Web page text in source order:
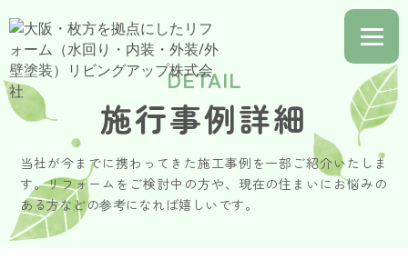
ホーム
お知らせ
事業内容
カタログ
施工事例
DETAIL
施行事例詳細
当社が今までに携わってきた施工事例を一部ご紹介いたしま
す。リフォームをご検討中の方や、現在の住まいにお悩みの
ある方などの参考になれば嬉しいです。